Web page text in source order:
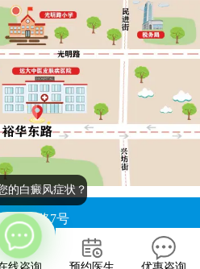
华东路7号
中医皮肤病医院
的白癜风症状？